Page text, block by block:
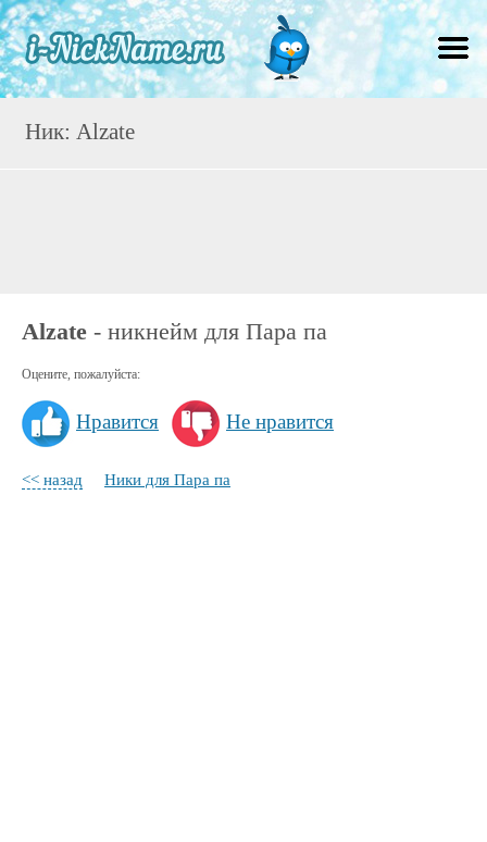
Ник: Alzate
Alzate - никнейм для Пара па
Оцените, пожалуйста:
Нравится Не нравится
<< назад Ники для Пара па